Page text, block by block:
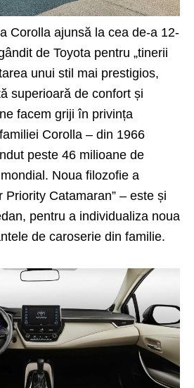
Corolla ajunsă la cea de-a 12-
de Toyota pentru „tinerii
unui stil mai prestigios,
superioară de confort și
facem griji în privința
Corolla – din 1966
peste 46 milioane de
Noua filozofie a
Priority Catamaran” – este și
pentru a individualiza noua
de caroserie din familie.